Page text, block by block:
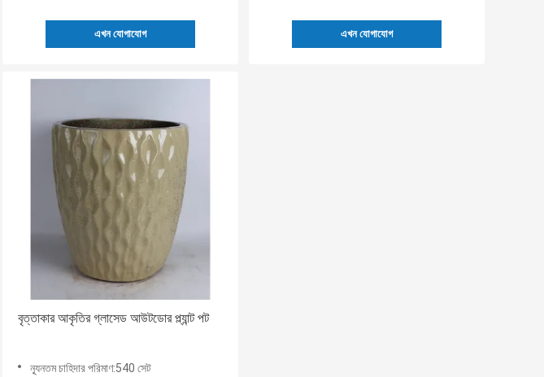
এখন যোগাযোগ এখন যোগাযোগ
বৃত্তাকার আকৃতির গ্লাসেড আউটডোর প্ল্যান্ট পট
ন্যূনতম চাহিদার পরিমাণ:540 সেট